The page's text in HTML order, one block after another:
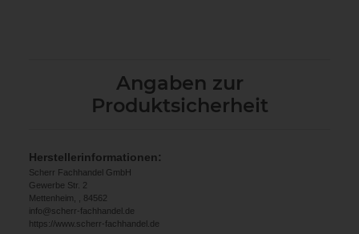
Angaben zur
Produktsicherheit
Herstellerinformationen:
Scherr Fachhandel GmbH
Gewerbe Str. 2
Mettenheim, , 84562
info@scherr-fachhandel.de
https://www.scherr-fachhandel.de